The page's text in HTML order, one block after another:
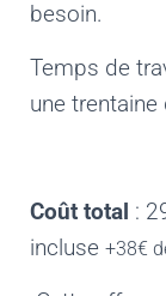
besoin.
Temps de
une trentaine
Coût total :
incluse +38€